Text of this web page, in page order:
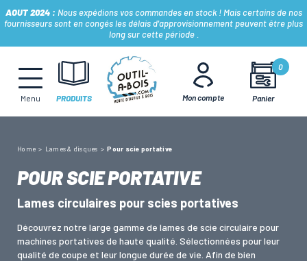
AOUT 2024 : Nous expédions vos commandes en stock ! Mais certains de nos
fournisseurs sont en congés les délais d'approvisionnement peuvent être plus
long sur cette période .
Menu PRODUITS Mon compte Panier
0
MÈCHES, FRAISES & FORETS
LAMES & DISQUES
CONSOMMABLES
OUTILS À MAIN
OUTILS DE TOUPIE
Home Lames & disques Pour scie portative
POUR SCIE PORTATIVE
Lames circulaires pour scies portatives
Découvrez notre large gamme de lames de scie circulaire pour
machines portatives de haute qualité. Sélectionnées pour leur
qualité de coupe et leur longue durée de vie. Afin de bien